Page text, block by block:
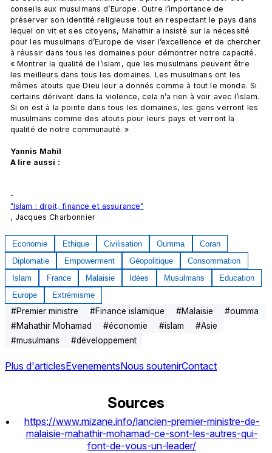
conseils aux musulmans d’Europe. Outre l’importance de
préserver son identité religieuse tout en respectant le pays dans
lequel on vit et ses citoyens, Mahathir a insisté sur la nécessité
pour les musulmans d’Europe de viser l’excellence et de chercher
à réussir dans tous les domaines pour démontrer notre capacité.
« Montrer la qualité de l’islam, que les musulmans peuvent être
les meilleurs dans tous les domaines. Les musulmans ont les
mêmes atouts que Dieu leur a donnés comme à tout le monde. Si
certains dérivent dans la violence, cela n’a rien à voir avec l’islam.
Si on est à la pointe dans tous les domaines, les gens verront les
musulmans comme des atouts pour leurs pays et verront la
qualité de notre communauté. »
Yannis Mahil
A lire aussi :
-
"Islam : droit, finance et assurance"
, Jacques Charbonnier
Economie Ethique Civilisation Oumma
Coran
Diplomatie
Empowerment Géopolitique
Consommation
Islam
France Malaisie Idées Musulmans
Education
Europe
Extrémisme
#Premier ministre #Finance islamique #Malaisie #oumma
#Mahathir Mohamad #économie #islam #Asie
#musulmans #développement
Plus d'articlesEvenementsNous soutenirContact
Sources
https://www.mizane.info/lancien-premier-ministre-de-
malaisie-mahathir-mohamad-ce-sont-les-autres-qui-
font-de-vous-un-leader/